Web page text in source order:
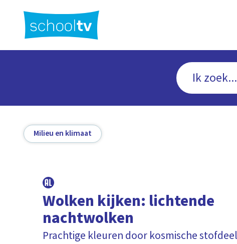
hoofdinhoud
Milieu en klimaat
Wolken kijken: lichtende
nachtwolken
Prachtige kleuren door kosmische